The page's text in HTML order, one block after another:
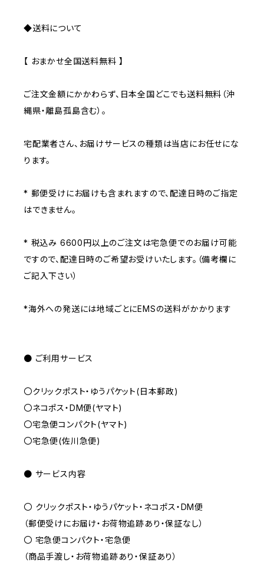
◆送料について
【 おまかせ全国送料無料 】
ご注文金額にかかわらず、日本全国どこでも送料無料（沖
縄県・離島孤島含む）。
宅配業者さん、お届けサービスの種類は当店にお任せにな
ります。
* 郵便受けにお届けも含まれますので、配達日時のご指定
はできません。
* 税込み 6600円以上のご注文は宅急便でのお届け可能
ですので、配達日時のご希望お受けいたします。（備考欄に
ご記入下さい）
*海外への発送には地域ごとにEMSの送料がかかります
● ご利用サービス
〇クリックポスト・ゆうパケット(日本郵政)
〇ネコポス・DM便(ヤマト)
〇宅急便コンパクト(ヤマト)
〇宅急便(佐川急便)
● サービス内容
〇 クリックポスト・ゆうパケット・ネコポス・DM便
（郵便受けにお届け・お荷物追跡あり・保証なし）
〇 宅急便コンパクト・宅急便
（商品手渡し・お荷物追跡あり・保証あり）